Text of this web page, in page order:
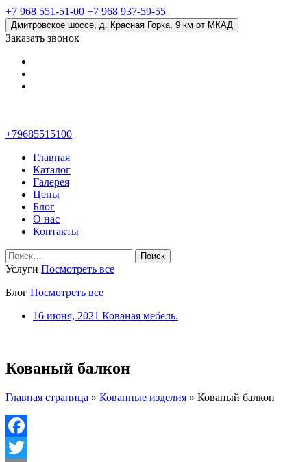
+7 968 551-51-00 +7 968 937-59-55
Дмитровское шоссе, д. Красная Горка, 9 км от МКАД
Заказать звонок
+79685515100
Главная
Каталог
Галерея
Цены
Блог
О нас
Контакты
Найти:
Услуги Посмотреть все
Блог Посмотреть все
16 июня, 2021 Кованая мебель.
Кованый балкон
Главная страница » Кованные изделия » Кованый балкон
Facebook